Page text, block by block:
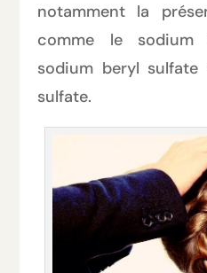
notamment la
comme le sodium
sodium beryl
sulfate.